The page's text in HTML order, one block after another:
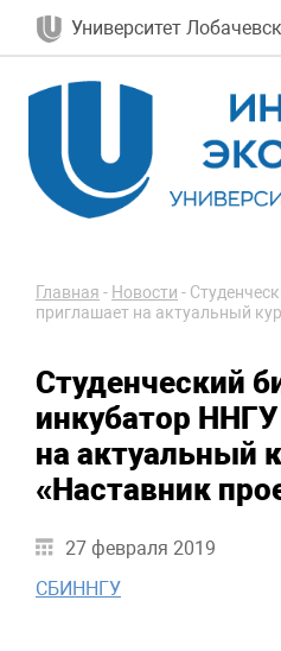
Университет
Главная - Новости -
приглашает на актуальный
Студенческий
инкубатор
на актуальный
«Наставник
27 февраля 2019
СБИННГУ